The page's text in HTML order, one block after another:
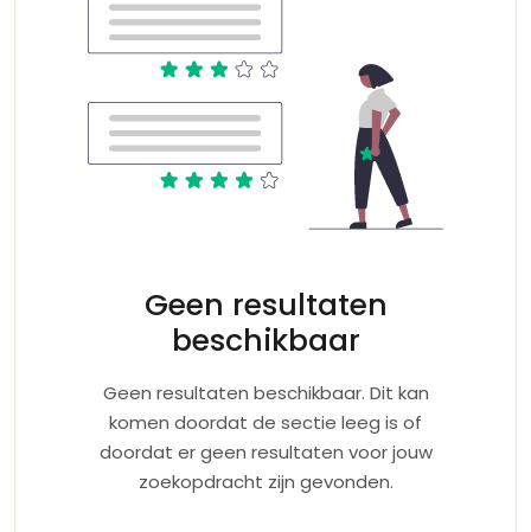
Geen resultaten
beschikbaar
Geen resultaten beschikbaar. Dit kan
komen doordat de sectie leeg is of
doordat er geen resultaten voor jouw
zoekopdracht zijn gevonden.